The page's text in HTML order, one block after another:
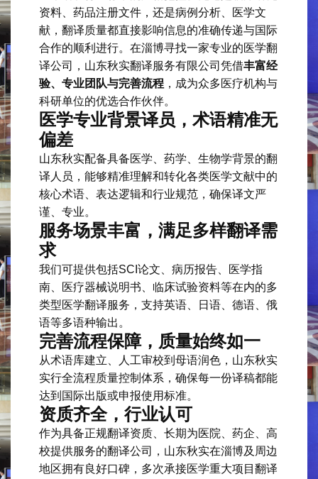
资料、药品注册文件，还是病例分析、医学文
献，翻译质量都直接影响信息的准确传递与国际
合作的顺利进行。在淄博寻找一家专业的医学翻
译公司，山东秋实翻译服务有限公司凭借丰富经
验、专业团队与完善流程 ，成为众多医疗机构与
科研单位的优选合作伙伴。
医学专业背景译员，术语精准无
偏差
山东秋实配备具备医学、药学、生物学背景的翻
译人员，能够精准理解和转化各类医学文献中的
核心术语、表达逻辑和行业规范，确保译文严
谨、专业。
服务场景丰富，满足多样翻译需
求
我们可提供包括SCI论文、病历报告、医学指
南、医疗器械说明书、临床试验资料等在内的多
类型医学翻译服务，支持英语、日语、德语、俄
语等多语种输出。
完善流程保障，质量始终如一
从术语库建立、人工审校到母语润色，山东秋实
实行全流程质量控制体系，确保每一份译稿都能
达到国际出版或申报使用标准。
资质齐全，行业认可
作为具备正规翻译资质、长期为医院、药企、高
校提供服务的翻译公司，山东秋实在淄博及周边
地区拥有良好口碑，多次承接医学重大项目翻译